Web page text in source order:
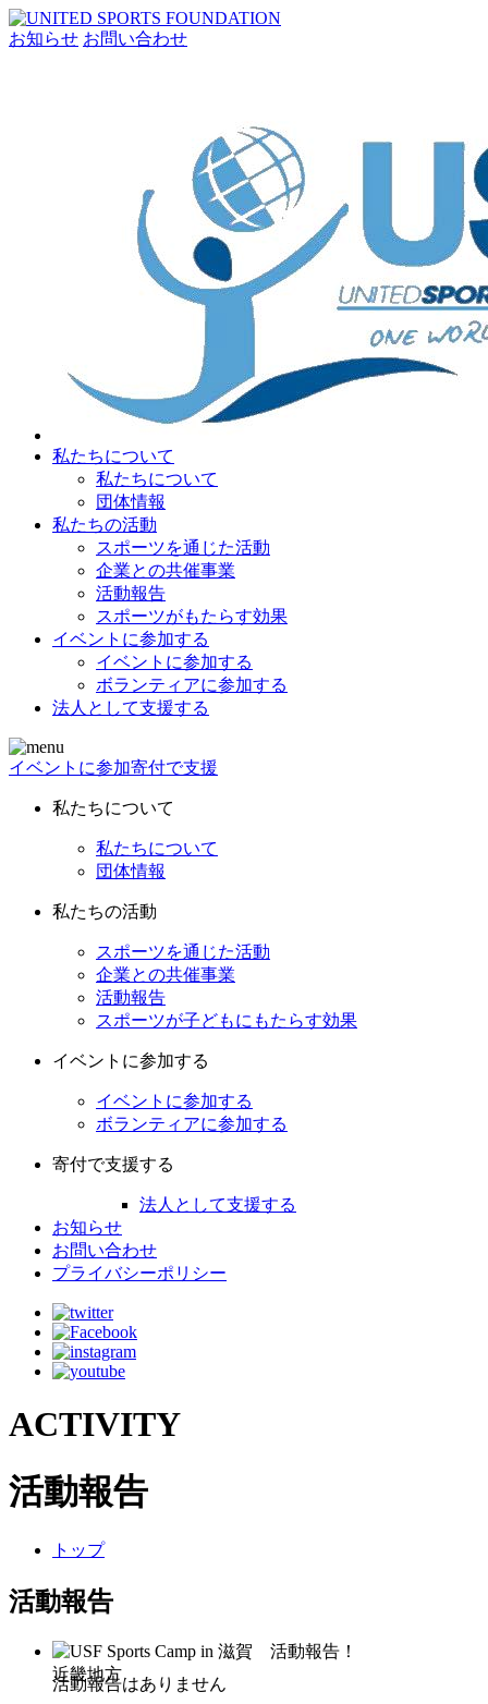
お知らせ お問い合わせ
私たちについて
私たちについて
団体情報
私たちの活動
スポーツを通じた活動
企業との共催事業
活動報告
スポーツがもたらす効果
イベントに参加する
イベントに参加する
ボランティアに参加する
法人として支援する
イベントに参加寄付で支援
私たちについて
私たちについて
団体情報
私たちの活動
スポーツを通じた活動
企業との共催事業
活動報告
スポーツが子どもにもたらす効果
イベントに参加する
イベントに参加する
ボランティアに参加する
寄付で支援する
法人として支援する
お知らせ
お問い合わせ
プライバシーポリシー
ACTIVITY
活動報告
トップ
活動報告
近畿地方